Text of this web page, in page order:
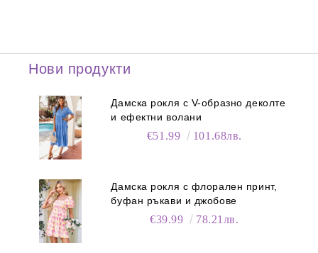
Нови продукти
Дамска рокля с V-образно деколте
и ефектни волани
€51.99 101.68лв.
Дамска рокля с флорален принт,
буфан ръкави и джобове
€39.99 78.21лв.